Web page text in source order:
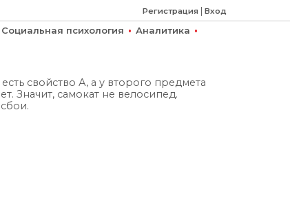
Регистрация Вход
Социальная психология • Аналитика •
свойство А, а у второго предмета
Значит, самокат не велосипед.